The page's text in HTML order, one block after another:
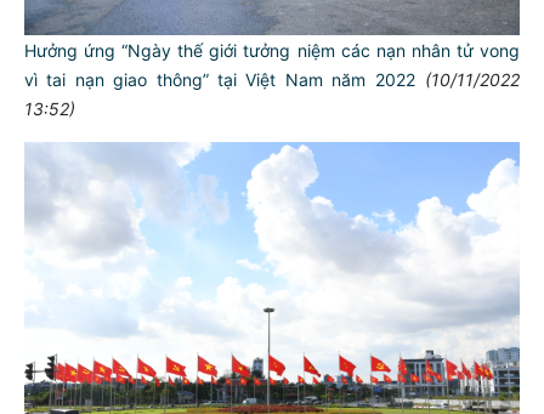
Hưởng ứng “Ngày thế giới tưởng niệm các nạn nhân tử vong
vì tai nạn giao thông” tại Việt Nam năm 2022 (10/11/2022
13:52)